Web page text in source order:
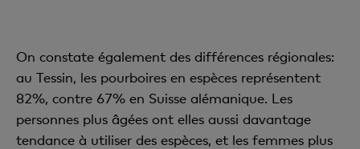
On constate également des différences régionales:
au Tessin, les pourboires en espèces représentent
82%, contre 67% en Suisse alémanique. Les
personnes plus âgées ont elles aussi davantage
tendance à utiliser des espèces, et les femmes plus